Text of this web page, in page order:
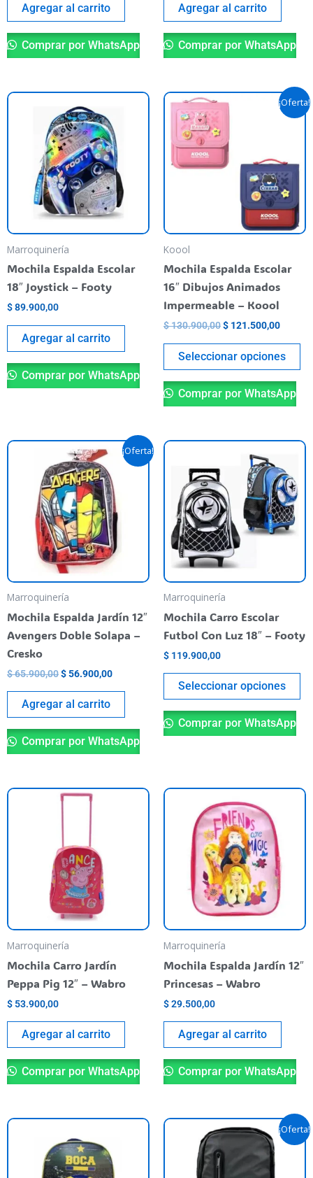
Agregar al carrito
Comprar por WhatsApp
Agregar al carrito
Comprar por WhatsApp
Marroquinería
Mochila Espalda Escolar
18″ Joystick – Footy
$89.900,00
Agregar al carrito
Comprar por WhatsApp
¡Oferta!
Koool
Mochila Espalda Escolar
16″ Dibujos Animados
Impermeable – Koool
$130.900,00
El
precio
$ 130.900,00.
$ 121.500,00
El
precio
actual
Seleccionar opciones
se
Comprar por WhatsApp
¡Oferta!
Marroquinería
Mochila Espalda Jardín 12″
Avengers Doble Solapa –
Cresko
$65.900,00
El
precio
original
era:
$ 65.900,00.
$56.900,00
El
precio
actual
es:
$ 56.900,00.
Agregar al carrito
Comprar por WhatsApp
Marroquinería
Mochila Carro Escolar
Futbol Con Luz 18″ – Footy
$ 119.900,00
Seleccionar opciones
se
en
Comprar por WhatsApp
Marroquinería
Mochila Carro Jardín
Peppa Pig 12″ – Wabro
$ 53.900,00
Agregar al carrito
Comprar por WhatsApp
Marroquinería
Mochila Espalda Jardín 12″
Princesas – Wabro
$29.500,00
Agregar al carrito
Comprar por WhatsApp
¡Oferta!
El
precio
original
era:
$ 76.900,00.
El
precio
actual
es: